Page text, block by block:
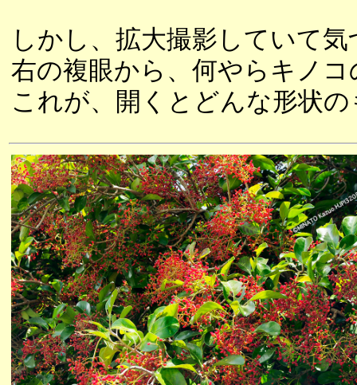
しかし、拡大撮影していて
右の複眼から、何やらキノ
これが、開くとどんな形状